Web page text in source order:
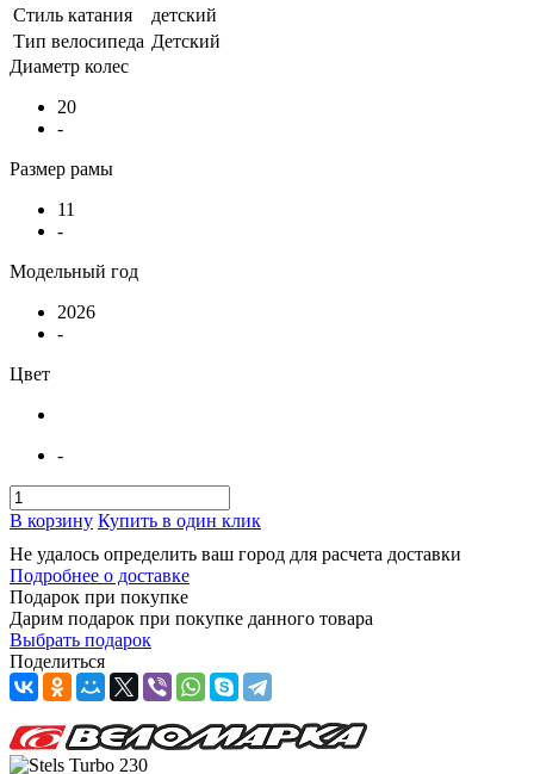
Стиль катания
детский
Тип велосипеда Детский
Диаметр колес
20
-
Размер рамы
11
-
Модельный год
2026
-
Цвет
-
В корзину Купить в один клик
Не удалось определить ваш город для расчета доставки
Подробнее о доставке
Подарок при покупке
Дарим подарок при покупке данного товара
Выбрать подарок
Поделиться